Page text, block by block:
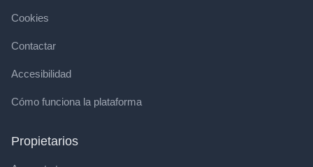
Cookies
Contactar
Accesibilidad
Cómo funciona la plataforma
Propietarios